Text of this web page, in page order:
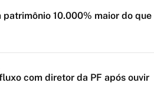
10.000% maior do que
com diretor da PF após ouvir